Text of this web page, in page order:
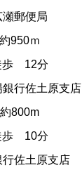
瀬郵便局
約950ｍ
歩 12分
銀行佐土原支店
約800m
歩 10分
行佐土原支店